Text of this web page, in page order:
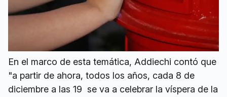
En el marco de esta temática, Addiechi contó que
"a partir de ahora, todos los años, cada 8 de
diciembre a las 19 se va a celebrar la víspera de la